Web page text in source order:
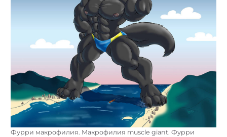
Фурри макрофилия. Макрофилия muscle giant. Фурри